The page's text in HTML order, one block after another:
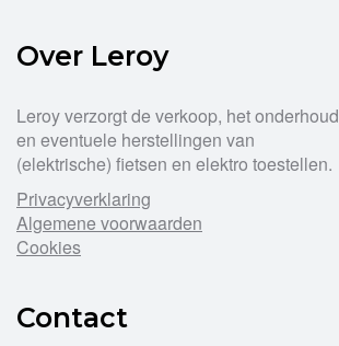
Over Leroy
Leroy verzorgt de verkoop, het onderhoud
en eventuele herstellingen van
(elektrische) fietsen en elektro toestellen.
Privacyverklaring
Algemene voorwaarden
Cookies
Contact